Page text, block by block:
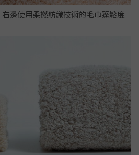
邊使用柔撚紡織技術的毛巾蓬鬆度